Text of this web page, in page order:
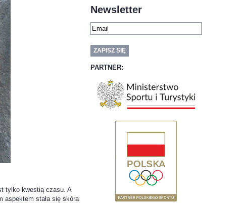
Newsletter
PARTNER:
tylko kwestią czasu. A
aspektem stała się skóra